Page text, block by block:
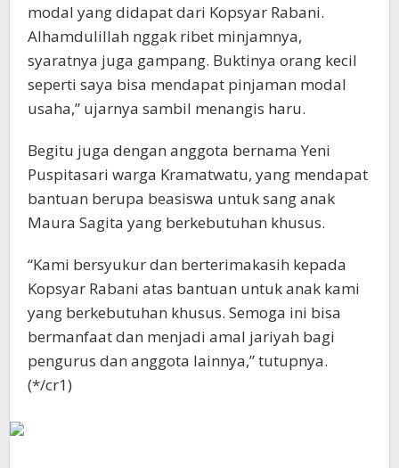
modal yang didapat dari Kopsyar Rabani.
Alhamdulillah nggak ribet minjamnya,
syaratnya juga gampang. Buktinya orang kecil
seperti saya bisa mendapat pinjaman modal
usaha,” ujarnya sambil menangis haru.
Begitu juga dengan anggota bernama Yeni
Puspitasari warga Kramatwatu, yang mendapat
bantuan berupa beasiswa untuk sang anak
Maura Sagita yang berkebutuhan khusus.
“Kami bersyukur dan berterimakasih kepada
Kopsyar Rabani atas bantuan untuk anak kami
yang berkebutuhan khusus. Semoga ini bisa
bermanfaat dan menjadi amal jariyah bagi
pengurus dan anggota lainnya,” tutupnya.
(*/cr1)